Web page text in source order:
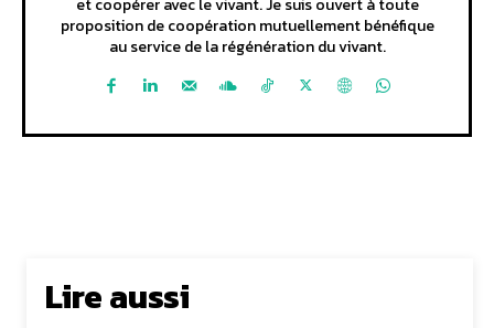
proposition de coopération mutuellement bénéfique
au service de la régénération du vivant.
Lire aussi